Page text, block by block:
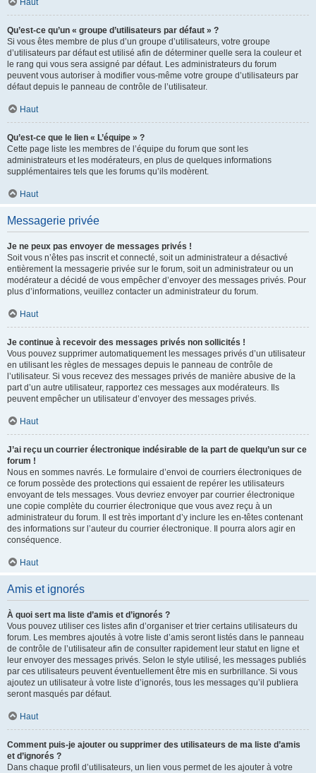
Haut
Qu’est-ce qu’un « groupe d’utilisateurs par défaut » ?
Si vous êtes membre de plus d’un groupe d’utilisateurs, votre groupe
d’utilisateurs par défaut est utilisé afin de déterminer quelle sera la couleur et
le rang qui vous sera assigné par défaut. Les administrateurs du forum
peuvent vous autoriser à modifier vous-même votre groupe d’utilisateurs par
défaut depuis le panneau de contrôle de l’utilisateur.
Haut
Qu’est-ce que le lien « L’équipe » ?
Cette page liste les membres de l’équipe du forum que sont les
administrateurs et les modérateurs, en plus de quelques informations
supplémentaires tels que les forums qu’ils modèrent.
Haut
Messagerie privée
Je ne peux pas envoyer de messages privés !
Soit vous n’êtes pas inscrit et connecté, soit un administrateur a désactivé
entièrement la messagerie privée sur le forum, soit un administrateur ou un
modérateur a décidé de vous empêcher d’envoyer des messages privés. Pour
plus d’informations, veuillez contacter un administrateur du forum.
Haut
Je continue à recevoir des messages privés non sollicités !
Vous pouvez supprimer automatiquement les messages privés d’un utilisateur
en utilisant les règles de messages depuis le panneau de contrôle de
l’utilisateur. Si vous recevez des messages privés de manière abusive de la
part d’un autre utilisateur, rapportez ces messages aux modérateurs. Ils
peuvent empêcher un utilisateur d’envoyer des messages privés.
Haut
J’ai reçu un courrier électronique indésirable de la part de quelqu’un sur ce
forum !
Nous en sommes navrés. Le formulaire d’envoi de courriers électroniques de
ce forum possède des protections qui essaient de repérer les utilisateurs
envoyant de tels messages. Vous devriez envoyer par courrier électronique
une copie complète du courrier électronique que vous avez reçu à un
administrateur du forum. Il est très important d’y inclure les en-têtes contenant
des informations sur l’auteur du courrier électronique. Il pourra alors agir en
conséquence.
Haut
Amis et ignorés
À quoi sert ma liste d’amis et d’ignorés ?
Vous pouvez utiliser ces listes afin d’organiser et trier certains utilisateurs du
forum. Les membres ajoutés à votre liste d’amis seront listés dans le panneau
de contrôle de l’utilisateur afin de consulter rapidement leur statut en ligne et
leur envoyer des messages privés. Selon le style utilisé, les messages publiés
par ces utilisateurs peuvent éventuellement être mis en surbrillance. Si vous
ajoutez un utilisateur à votre liste d’ignorés, tous les messages qu’il publiera
seront masqués par défaut.
Haut
Comment puis-je ajouter ou supprimer des utilisateurs de ma liste d’amis
et d’ignorés ?
Dans chaque profil d’utilisateurs, un lien vous permet de les ajouter à votre